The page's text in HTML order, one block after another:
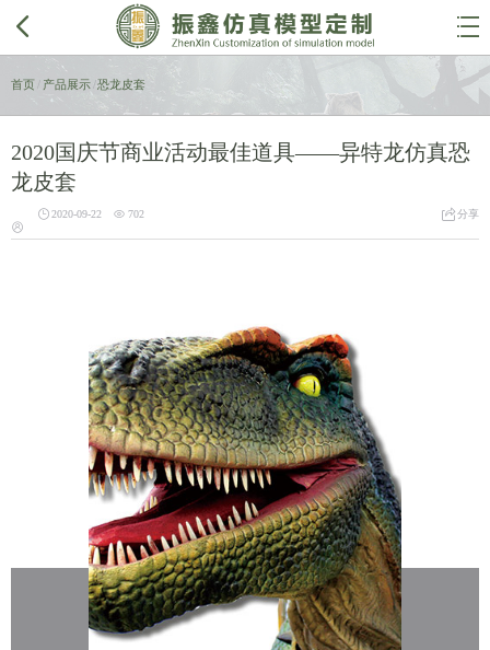
 
首页 产品展示/恐龙皮套
2020国庆节商业活动最佳道具——异特龙仿真恐
龙皮套

 2020-09-22  702 分享